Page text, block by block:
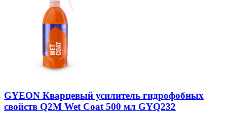
GYEON Кварцевый усилитель гидрофобных
свойств Q2M Wet Coat 500 мл GYQ232